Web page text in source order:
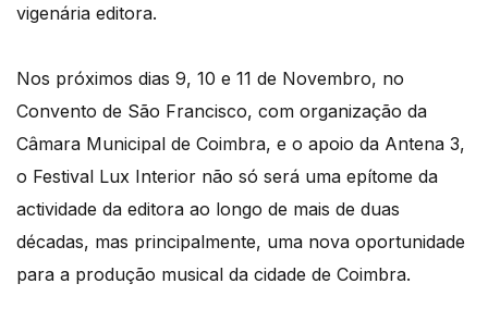
vigenária editora.
Nos próximos dias 9, 10 e 11 de Novembro, no
Convento de São Francisco, com organização da
Câmara Municipal de Coimbra, e o apoio da Antena 3,
o Festival Lux Interior não só será uma epítome da
actividade da editora ao longo de mais de duas
décadas, mas principalmente, uma nova oportunidade
para a produção musical da cidade de Coimbra.